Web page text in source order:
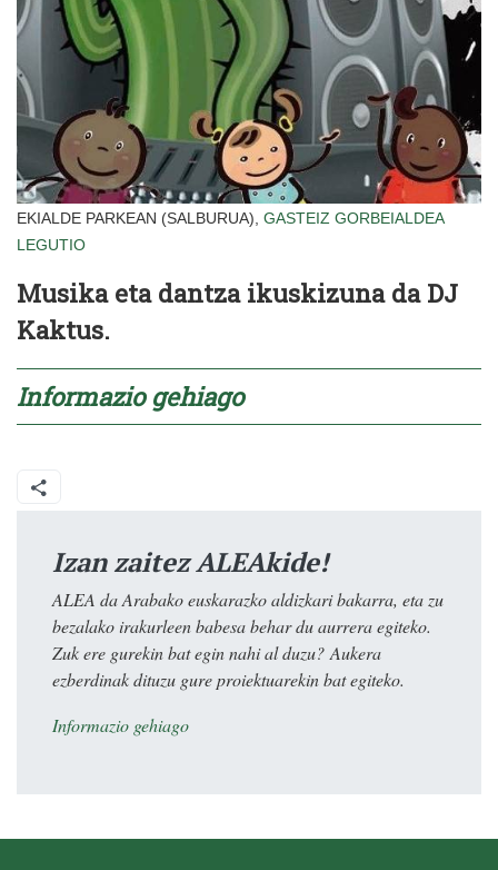
EKIALDE PARKEAN (SALBURUA), GASTEIZ GORBEIALDEA
LEGUTIO
Musika eta dantza ikuskizuna da DJ
Kaktus.
Informazio gehiago
Izan zaitez ALEAkide!
ALEA da Arabako euskarazko aldizkari bakarra, eta zu
bezalako irakurleen babesa behar du aurrera egiteko.
Zuk ere gurekin bat egin nahi al duzu? Aukera
ezberdinak dituzu gure proiektuarekin bat egiteko.
Informazio gehiago